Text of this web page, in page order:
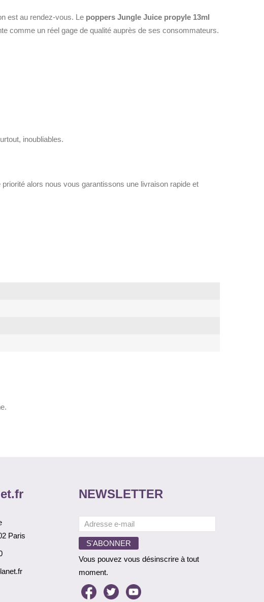
est au rendez-vous. Le poppers Jungle Juice propyle 13ml
comme un réel gage de qualité auprès de ses consommateurs.
inoubliables.
alors nous vous garantissons une livraison rapide et
Paris
NEWSLETTER
Vous pouvez vous désinscrire à tout
moment.